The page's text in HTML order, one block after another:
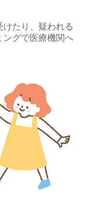
たり、疑われる
グで医療機関へ